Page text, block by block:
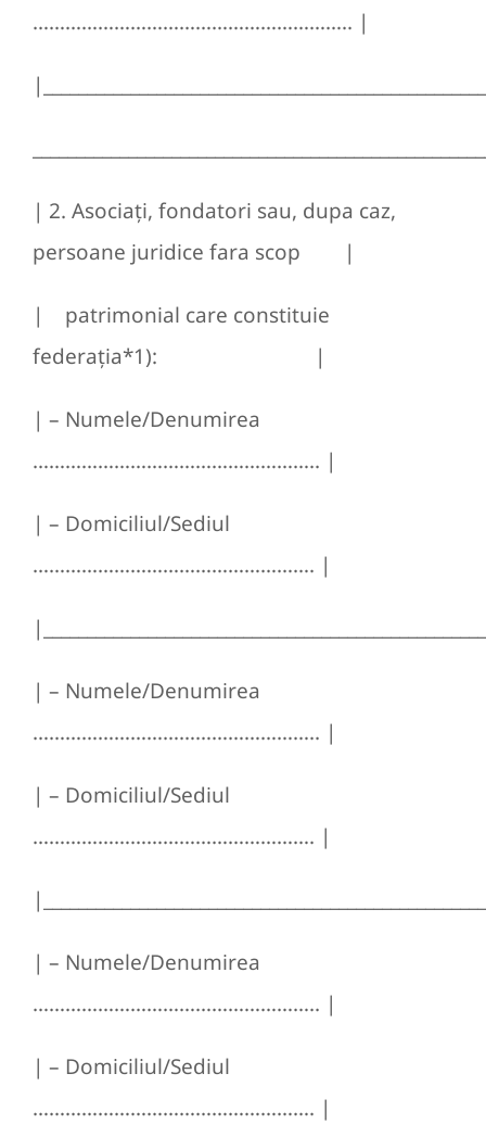
………………………………………………….. |
| 2. Asociaţi, fondatori sau, dupa caz,
persoane juridice fara scop |
| patrimonial care constituie
federaţia*1): |
| – Numele/Denumirea
…………………………………………….. |
| – Domiciliul/Sediul
……………………………………………. |
| – Numele/Denumirea
…………………………………………….. |
| – Domiciliul/Sediul
……………………………………………. |
| – Numele/Denumirea
…………………………………………….. |
| – Domiciliul/Sediul
……………………………………………. |